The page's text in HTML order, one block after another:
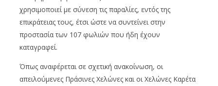
χρησιμοποιεί με σύνεση τις παραλίες, εντός της
επικράτειας τους, έτσι ώστε να συντείνει στην
προστασία των 107 φωλιών που ήδη έχουν
καταγραφεί.
Όπως αναφέρεται σε σχετική ανακοίνωση, οι
απειλούμενες Πράσινες Χελώνες και οι Χελώνες Καρέτα